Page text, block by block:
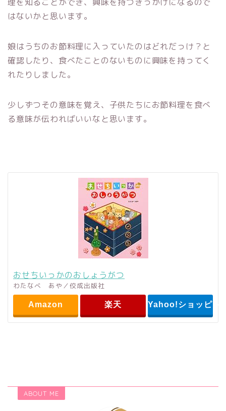
理を知ることができ、興味を持つきっかけになるので
はないかと思います。
娘はうちのお節料理に入っていたのはどれだっけ？と
確認したり、食べたことのないものに興味を持ってく
れたりしました。
少しずつその意味を覚え、子供たちにお節料理を食べ
る意味が伝わればいいなと思います。
おせちいっかのおしょうがつ
わたなべ あや／佼成出版社
Amazon 楽天 Yahoo!ショッピン
ABOUT ME